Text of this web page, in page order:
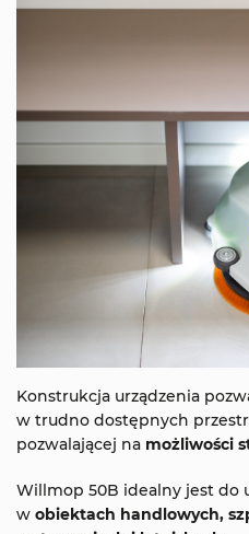
Konstrukcja urządzenia
w trudno dostępnych
pozwalającej na możliwości
Willmop 50B idealny jest do
w obiektach handlowych,